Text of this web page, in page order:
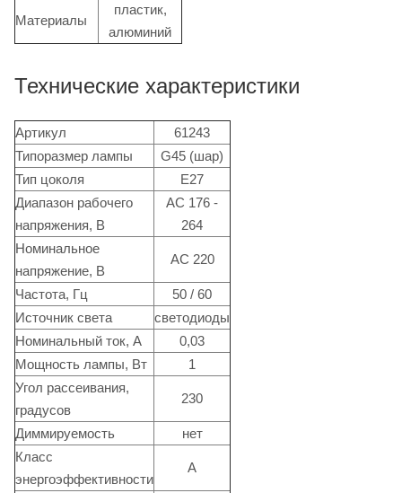
Материалы
пластик,
алюминий
Технические характеристики
Артикул
61243
Типоразмер лампы
G45 (шар)
Тип цоколя
Е27
Диапазон рабочего
напряжения, В
АС 176 -
264
Номинальное
напряжение, В
АС 220
Частота, Гц
50 / 60
Источник света
светодиоды
Номинальный ток, А
0,03
Мощность лампы, Вт
1
Угол рассеивания,
градусов
230
Диммируемость
нет
Класс
энергоэффективности
А